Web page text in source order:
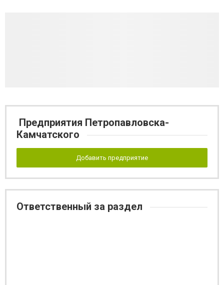
Предприятия Петропавловска-
Камчатского
Добавить предприятие
Ответственный за раздел